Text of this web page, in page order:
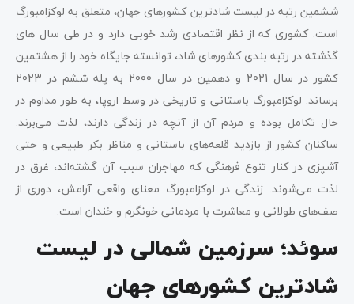
ششمین رتبه در لیست شادترین کشورهای جهان، متعلق به لوکزامبورگ
است. کشوری که از نظر اقتصادی رشد خوبی دارد و در طی سال های
گذشته در رتبه بندی کشورهای شاد، توانسته جایگاه خود را از هشتمین
کشور در سال 2021 و دهمین در سال 2000 به پله ششم در 2023
برساند. لوکزامبورگ باستانی و تاریخی در وسط اروپا، به طور مداوم در
حال تکامل بوده و مردم آن از آنچه در زندگی دارند، لذت می‌برند.
ساکنان کشور از بازدید قلعه‌های باستانی و مناظر بکر طبیعی و حتی
آشپزی در کنار تنوع فرهنگی که مهاجران سبب آن گشته‌اند، غرق در
لذت می‌شوند. زندگی در لوکزامبورگ معنای واقعی آرامش، دوری از
صف‌های طولانی و معاشرت با مردمانی خونگرم و خندان است.
سوئد؛ سرزمین شمالی در لیست
شادترین کشورهای جهان